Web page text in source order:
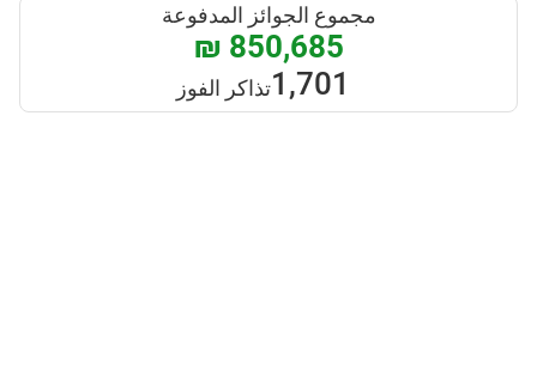
مجموع الجوائز المدفوعة
₪ 850,685
1,701تذاكر الفوز